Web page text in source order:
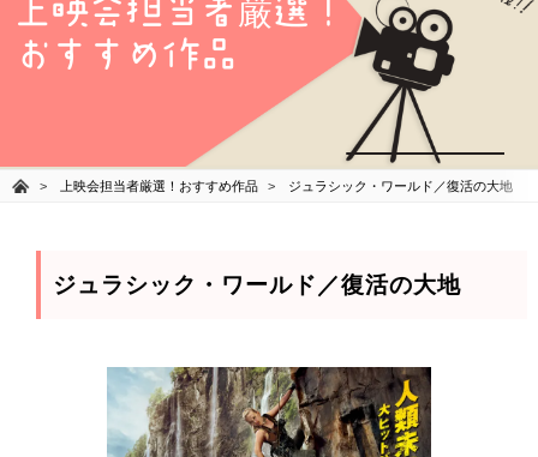
上映会担当者 厳選！
おすすめ作品
上映会担当者厳選！おすすめ作品 ジュラシック・ワールド／復活の大地
ジュラシック・ワールド／復活の大地